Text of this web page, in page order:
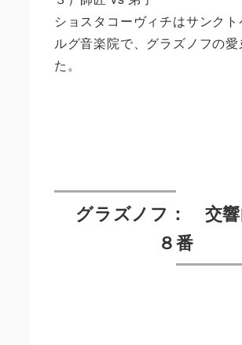
ショスタコーヴィチはサンク
ルグ音楽院で、グラズノフの愛
た。
グラズノフ： 交
８番